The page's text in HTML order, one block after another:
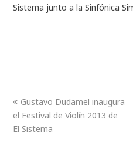
Sistema junto a la Sinfónica
Gustavo Dudamel inaugura
el Festival de Violín 2013 de
El Sistema